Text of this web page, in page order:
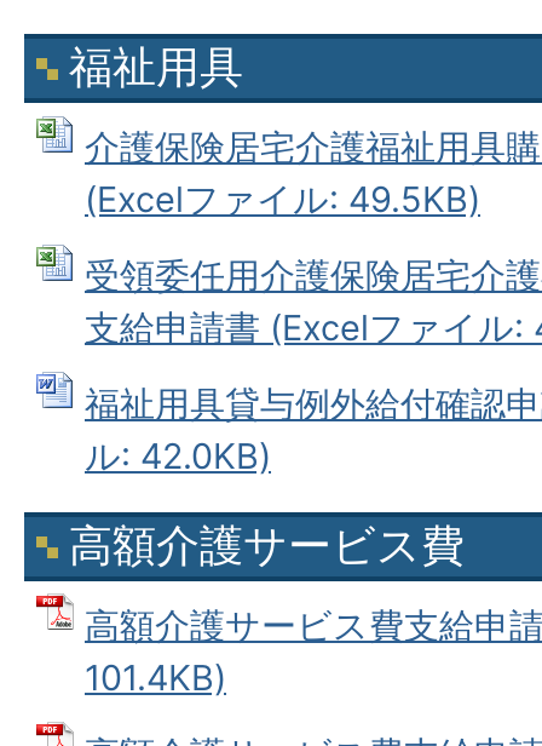
福祉用具
介護保険居宅介護福祉用具
(Excelファイル: 49.5KB)
受領委任用介護保険居宅介
支給申請書 (Excelファイル:
福祉用具貸与例外給付確認
ル: 42.0KB)
高額介護サービス費
高額介護サービス費支給申
101.4KB)